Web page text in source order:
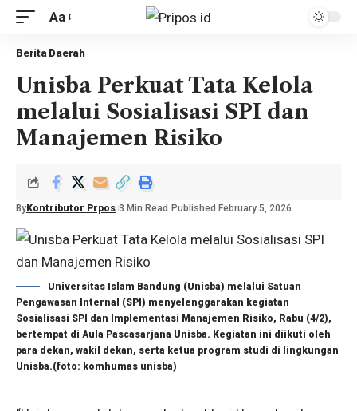
Aa
Berita Daerah
Unisba Perkuat Tata Kelola
melalui Sosialisasi SPI dan
Manajemen Risiko
By Kontributor Prpos 3 Min Read Published February 5, 2026
Universitas Islam Bandung (Unisba) melalui Satuan
Pengawasan Internal (SPI) menyelenggarakan kegiatan
Sosialisasi SPI dan Implementasi Manajemen Risiko, Rabu (4/2),
bertempat di Aula Pascasarjana Unisba. Kegiatan ini diikuti oleh
para dekan, wakil dekan, serta ketua program studi di lingkungan
Unisba.(foto: komhumas unisba)